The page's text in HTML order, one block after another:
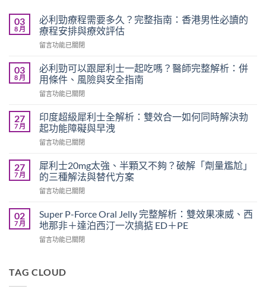
03
8 月
必利勁療程需要多久？完整指南：香港男性必讀的
療程安排與療效評估
在
利
勁
療
程
要
多
久？
完
指
南：
港
性
必
讀
安
留言功能已關閉
03
8 月
必利勁可以跟犀利士一起吃嗎？醫師完整解析：併
用條件、風險與安全指南
在
利
勁
可
以
犀
利
士
一
吃
嗎？
師
解
留言功能已關閉
27
7 月
印度超級犀利士全解析：雙效合一如何同時解決勃
起功能障礙與早洩
在
度
超
級
犀
士
全
解
析：
合
留言功能已關閉
27
7 月
犀利士20mg太強、半顆又不夠？破解「劑量尷尬」
的三種解法與替代方案
在
利
士
20mg
太
顆
留言功能已關閉
02
7 月
Super P-Force Oral Jelly 完整解析：雙效果凍威、西
地那非＋達泊西汀一次搞掂 ED＋PE
在
Force
留言功能已關閉
TAG CLOUD